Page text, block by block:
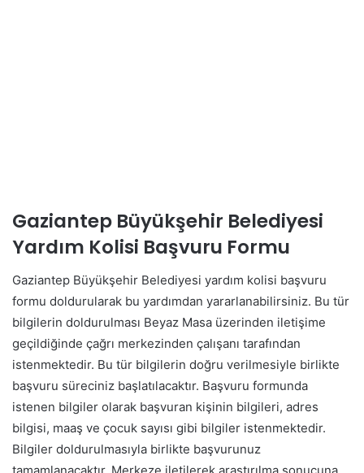
Gaziantep Büyükşehir Belediyesi
Yardım Kolisi Başvuru Formu
Gaziantep Büyükşehir Belediyesi yardım kolisi başvuru
formu doldurularak bu yardımdan yararlanabilirsiniz. Bu tür
bilgilerin doldurulması Beyaz Masa üzerinden iletişime
geçildiğinde çağrı merkezinden çalışanı tarafından
istenmektedir. Bu tür bilgilerin doğru verilmesiyle birlikte
başvuru süreciniz başlatılacaktır. Başvuru formunda
istenen bilgiler olarak başvuran kişinin bilgileri, adres
bilgisi, maaş ve çocuk sayısı gibi bilgiler istenmektedir.
Bilgiler doldurulmasıyla birlikte başvurunuz
tamamlanacaktır. Merkeze iletilerek araştırılma sonucuna